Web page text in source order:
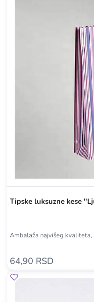
Tipske luksuzne kese
Ambalaža najvišeg kvaliteta,
64,90 RSD